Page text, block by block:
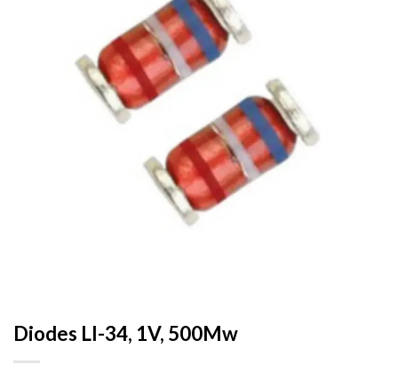
Diodes Ll-34, 1V, 500Mw